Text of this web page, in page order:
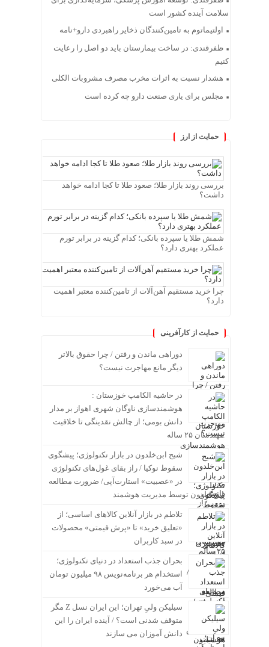
سلامت آینده کشور است
اولتیماتوم به تامین‌کنندگان ذخایر راهبردی دارو+نامه
ظفرقندی: در ساخت بیمارستان باید دو اصل را رعایت
کنیم
هشدار نسبت به اثرات مخرب مصرف مشروبات الکلی
مجلس برای یاری صنعت دارو چه کرده است
حمایت از ارز
بررسی روند بازار طلا؛ صعود طلا تا کجا ادامه خواهد
داشت؟
شمش طلا یا سپرده بانکی؛ کدام گزینه در برابر تورم
عملکرد بهتری دارد؟
چرا خرید مستقیم آهن‌آلات از تامین‌کننده معتبر اهمیت
دارد؟
حمایت از کارآفرینی
دوراهی ماندن و رفتن / چرا حقوق بالاتر
دیگر مانع مهاجرت نیست؟
در حاشیه الکامپ خوزستان :
هوشمندسازی ناوگان شهری اهواز بر مدار
دانش بومی؛ از چالش نقدینگی تا خلاقیت
مهندسان ۲۵ ساله
شبح ابن‌خلدون در بازار تکنولوژی؛ پیشگوی
سقوط نوکیا / راز بقای غول‌های تکنولوژی
در «عصبیت» استارت‌آپی/ ضرورت مطالعه
ابن خلدون توسط مدیریت هوشمند
تلاطم در بازار آنلاین کالاهای اساسی؛ از
«تعلیق خرید» تا «پرش قیمتی» محصولات
در سبد کاربران
بحران جذب استعداد در دنیای تکنولوژی؛
استخدام هر برنامه‌نویس ۹۸ میلیون تومان
آب می‌خورد
سیلیکن ولیِ تهران؛ این ایران نسل Z مگر
متوقف شدنی است؟ / آینده ایران را این
دانش آموزان می سازند